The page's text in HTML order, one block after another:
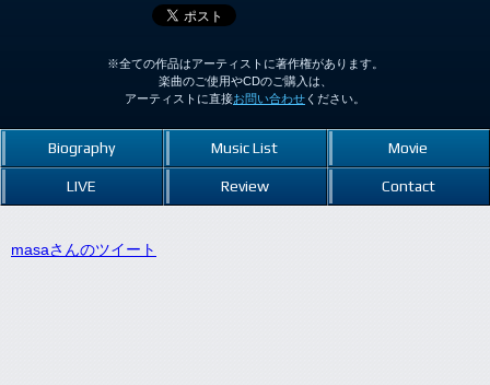
※全ての作品はアーティストに著作権があります。
楽曲のご使用やCDのご購入は、
アーティストに直接お問い合わせ ください。
Biography Music List Movie
LIVE Review Contact
masaさんのツイート